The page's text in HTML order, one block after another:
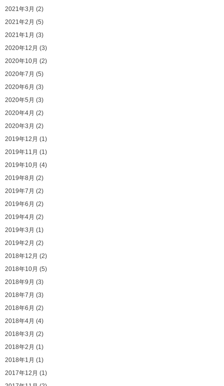
2021年3月 (2)
2021年2月 (5)
2021年1月 (3)
2020年12月 (3)
2020年10月 (2)
2020年7月 (5)
2020年6月 (3)
2020年5月 (3)
2020年4月 (2)
2020年3月 (2)
2019年12月 (1)
2019年11月 (1)
2019年10月 (4)
2019年8月 (2)
2019年7月 (2)
2019年6月 (2)
2019年4月 (2)
2019年3月 (1)
2019年2月 (2)
2018年12月 (2)
2018年10月 (5)
2018年9月 (3)
2018年7月 (3)
2018年6月 (2)
2018年4月 (4)
2018年3月 (2)
2018年2月 (1)
2018年1月 (1)
2017年12月 (1)